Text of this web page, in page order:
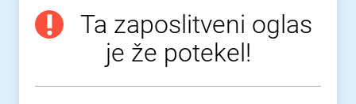
Ta zaposlitveni oglas
je že potekel!